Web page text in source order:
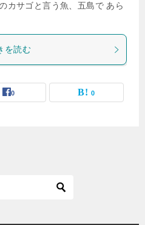
カサゴと言う魚、五島で あら
を読む
0 0